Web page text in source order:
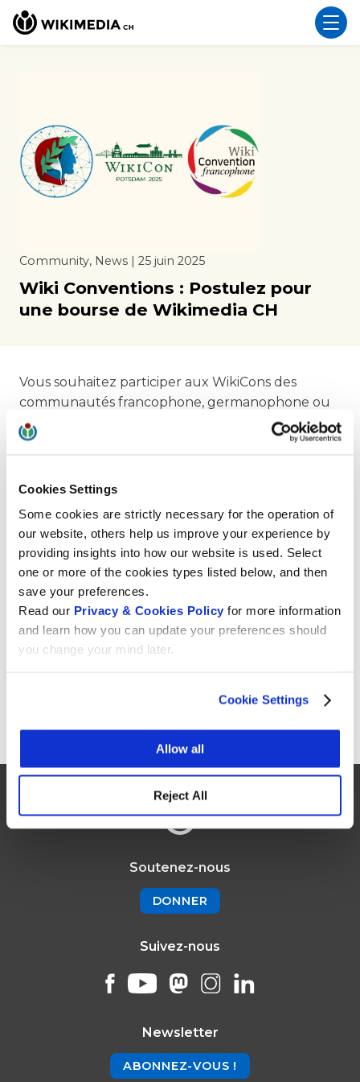
Cookies Settings
Some cookies are strictly necessary for the operation of
our website, others help us improve your experience by
providing insights into how our website is used. Select
one or more of the cookies types listed below, and then
save your preferences.
Read our Privacy & Cookies Policy for more information
and learn how you can update your preferences should
you change your mind later.
Cookie Settings
Allow all
Reject All
Community, News | 25 juin 2025
Wiki Conventions : Postulez pour
une bourse de Wikimedia CH
Vous souhaitez participer aux WikiCons des
communautés francophone, germanophone ou
italophone en octobre et novembre ? Alors faites-
nous parvenir vite votre candidature pour des
francophone aura lieu à Cotonou, Bénin. Les 2 et
également organisés là-bas. Actuellement, les
équipes d’organisation rassemblent des
propositions de programme.
Pour en savoir plus
Wiki Convention francophone
WikiCon in Potsdam
Soutenez-nous
DONNER
Suivez-nous
Newsletter
ABONNEZ-VOUS !